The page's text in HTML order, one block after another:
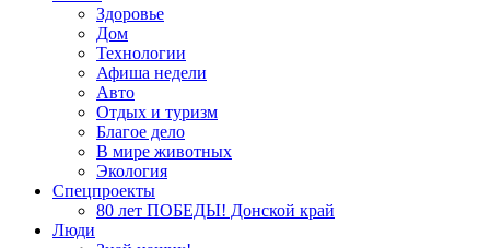
Здоровье
Дом
Технологии
Афиша недели
Авто
Отдых и туризм
Благое дело
В мире животных
Экология
Спецпроекты
80 лет ПОБЕДЫ! Донской край
Люди